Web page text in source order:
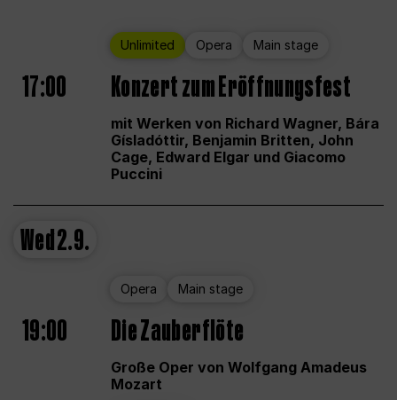
Unlimited Opera Main stage
17:00 Konzert zum Eröffnungsfest
mit Werken von Richard Wagner, Bára
Gísladóttir, Benjamin Britten, John
Cage, Edward Elgar und Giacomo
Puccini
Wed2.9.
Opera Main stage
19:00 Die Zauberflöte
Große Oper von Wolfgang Amadeus
Mozart